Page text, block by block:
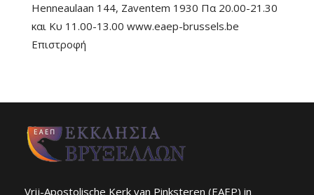
Henneaulaan 144, Zaventem 1930 Πα 20.00-21.30
και Κυ 11.00-13.00 www.eaep-brussels.be
Επιστροφή
Vrij-Apostolische Kerk van Pinksteren (EAEP) in